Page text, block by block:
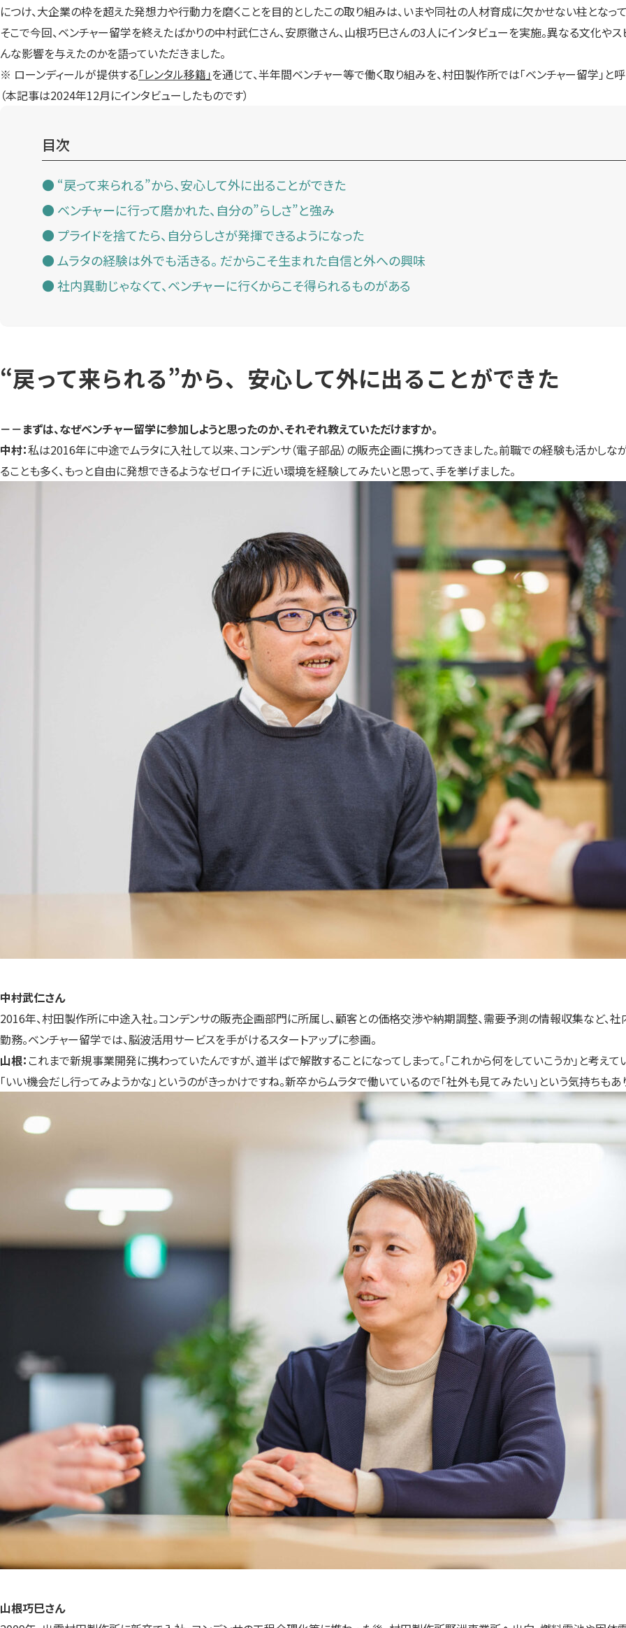
につけ、大企業の枠を超えた発想力や行動力を磨くことを目的としたこの取り組みは、いまや同社の人材育成に欠かせない柱となって
そこで今回、ベンチャー留学を終えたばかりの中村武仁さん、安原徹さん、山根巧巳さんの3人にインタビューを実施。異なる文化や
んな影響を与えたのかを語っていただきました。
※ ローンディールが提供する「レンタル移籍」を通じて、半年間ベンチャー等で働く取り組みを、村田製作所では「ベンチャー留学」と呼
（本記事は2024年12月にインタビューしたものです）
目次
“戻って来られる”から、安心して外に出ることができた
ベンチャーに行って磨かれた、自分の”らしさ”と強み
プライドを捨てたら、自分らしさが発揮できるようになった
ムラタの経験は外でも活きる。 だからこそ生まれた自信と外への興味
社内異動じゃなくて、ベンチャーに行くからこそ得られるものがある
“戻って来られる”から、安心して外に出ることができた
－－まずは、なぜベンチャー留学に参加しようと思ったのか、それぞれ教えていただけますか。
中村：私は2016年に中途でムラタに入社して以来、コンデンサ（電子部品）の販売企画に携わってきました。前職での経験も活かし
ることも多く、もっと自由に発想できるようなゼロイチに近い環境を経験してみたいと思って、手を挙げました。
中村武仁さん
2016年、村田製作所に中途入社。コンデンサの販売企画部門に所属し、顧客との価格交渉や納期調整、需要予測の情報収集など、
勤務。ベンチャー留学では、脳波活用サービスを手がけるスタートアップに参画。
山根： これまで新規事業開発に携わっていたんですが、道半ばで解散することになってしまって。「これから何をしていこうか」と考え
「いい機会だし行ってみようかな」というのがきっかけですね。新卒からムラタで働いているので「社外も見てみたい」という気持ちもあ
山根巧巳さん